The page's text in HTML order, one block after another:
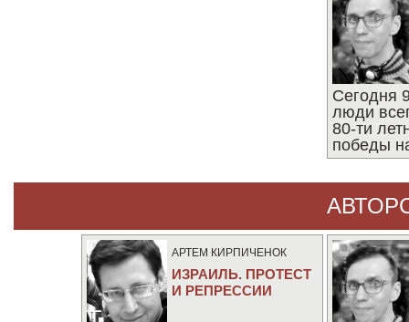
Сегодня
люди
80-ти
победы
АРТЕМ КИРПИЧЕНОК
ИЗРАИЛЬ. ПРОТЕСТ
И РЕПРЕССИИ